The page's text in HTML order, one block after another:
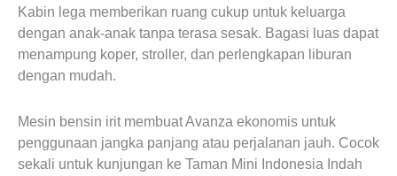
Kabin lega memberikan ruang cukup untuk keluarga
dengan anak-anak tanpa terasa sesak. Bagasi luas dapat
menampung koper, stroller, dan perlengkapan liburan
dengan mudah.
Mesin bensin irit membuat Avanza ekonomis untuk
penggunaan jangka panjang atau perjalanan jauh. Cocok
sekali untuk kunjungan ke Taman Mini Indonesia Indah